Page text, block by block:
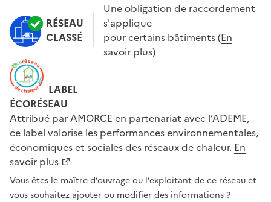
RÉSEAU
CLASSÉ
Une obligation de raccordement
s'applique
pour certains bâtiments (En
savoir plus)
LABEL
ÉCORÉSEAU
Attribué par AMORCE en partenariat avec l’ADEME,
ce label valorise les performances environnementales,
économiques et sociales des réseaux de chaleur. En
savoir plus
Vous êtes le maître d’ouvrage ou l’exploitant de ce réseau et
vous souhaitez ajouter ou modifier des informations ?